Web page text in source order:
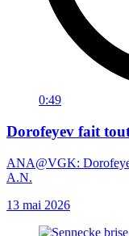
0:49
Dorofeyev fait
ANA@VGK:
A.N.
13 mai 2026